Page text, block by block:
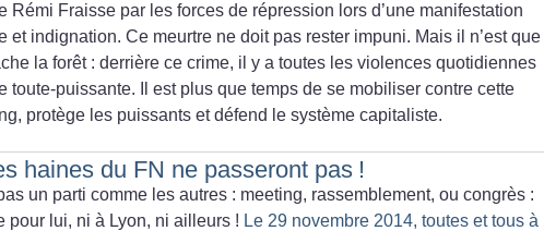
Rémi Fraisse par les forces de répression lors d’une manifestation
et indignation. Ce meurtre ne doit pas rester impuni. Mais il n’est que
la forêt : derrière ce crime, il y a toutes les violences quotidiennes
toute-puissante. Il est plus que temps de se mobiliser contre cette
protège les puissants et défend le système capitaliste.
haines du FN ne passeront pas !
un parti comme les autres : meeting, rassemblement, ou congrès :
pour lui, ni à Lyon, ni ailleurs ! Le 29 novembre 2014, toutes et tous à